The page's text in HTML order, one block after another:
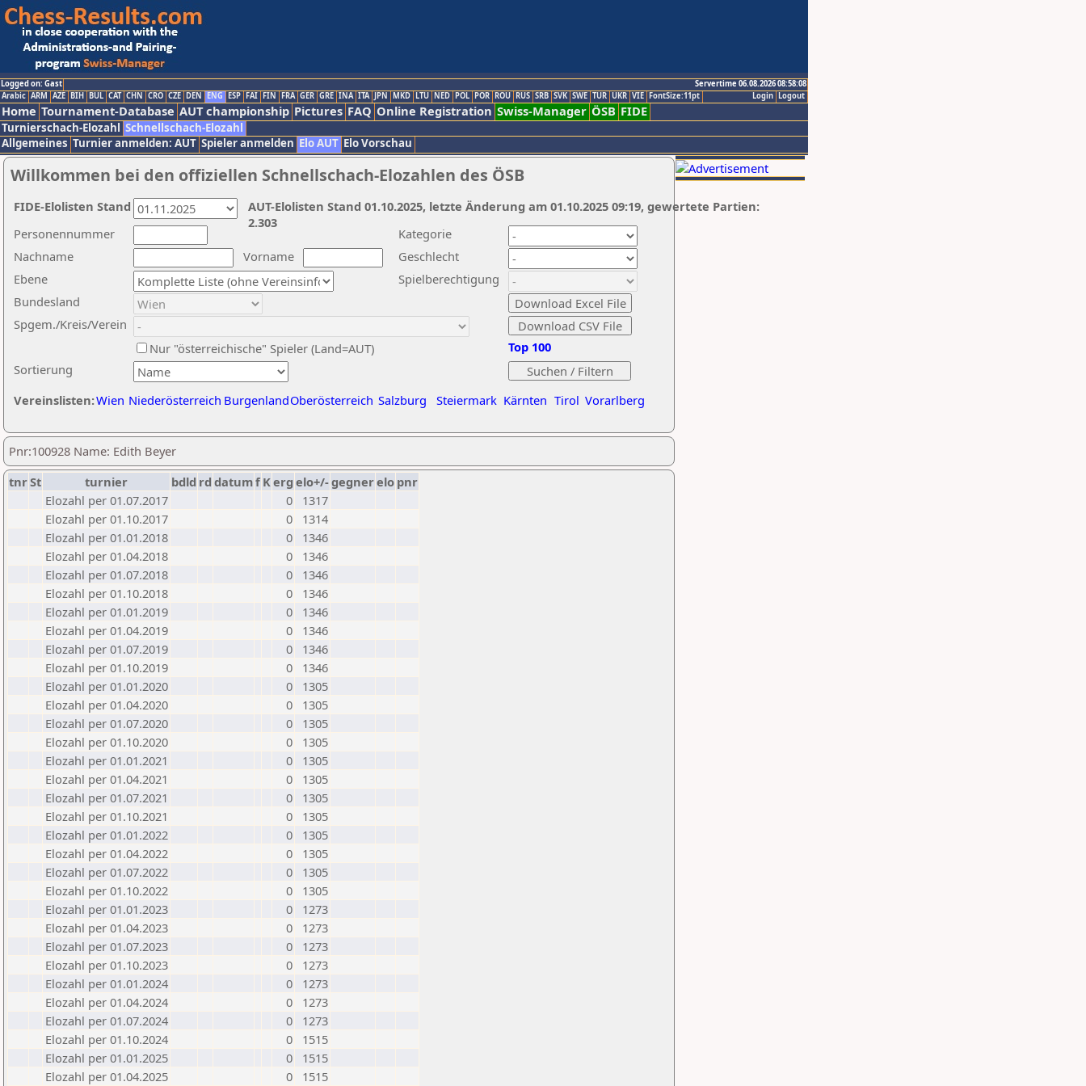
Logged on: Gast
Servertime 06.08.2026 08:58:08
Logout
Login
Arabic ARM AZE BIH BUL CAT CHN CRO CZE DEN ENG ESP FAI FIN FRA GER GRE INA ITA JPN MKD LTU NED POL POR ROU RUS SRB SVK SWE TUR UKR VIE FontSize:11pt
Home Tournament-Database AUT championship Pictures FAQ Online Registration Swiss-Manager ÖSB FIDE
Turnierschach-Elozahl Schnellschach-Elozahl
Allgemeines Turnier anmelden: AUT Spieler anmelden Elo AUT Elo Vorschau
Willkommen bei den offiziellen Schnellschach-Elozahlen des ÖSB
Nachname
Vorname
Ebene
Kategorie
Sortierung
Personennummer
Bundesland
Spgem./Kreis/Verein
Geschlecht
Nur "österreichische" Spieler (Land=AUT)
Spielberechtigung
Vereinslisten:Wien Niederösterreich BurgenlandOberösterreich Salzburg Steiermark Kärnten Tirol Vorarlberg
Top 100
AUT-Elolisten Stand 01.10.2025, letzte Änderung am 01.10.2025 09:19, gewertete Partien:
2.303
FIDE-Elolisten Stand
Pnr:100928 Name: Edith Beyer
tnrSt turnier bdld rd datumf Kerg elo+/-gegnerelo pnr
Elozahl per 01.07.2017
0
1317
Elozahl per 01.10.2017
0
1314
Elozahl per 01.01.2018
0
1346
Elozahl per 01.04.2018
0
1346
Elozahl per 01.07.2018
0
1346
Elozahl per 01.10.2018
0
1346
Elozahl per 01.01.2019
0
1346
Elozahl per 01.04.2019
0
1346
Elozahl per 01.07.2019
0
1346
Elozahl per 01.10.2019
0
1346
Elozahl per 01.01.2020
0
1305
Elozahl per 01.04.2020
0
1305
Elozahl per 01.07.2020
0
1305
Elozahl per 01.10.2020
0
1305
Elozahl per 01.01.2021
0
1305
Elozahl per 01.04.2021
0
1305
Elozahl per 01.07.2021
0
1305
Elozahl per 01.10.2021
0
1305
Elozahl per 01.01.2022
0
1305
Elozahl per 01.04.2022
0
1305
Elozahl per 01.07.2022
0
1305
Elozahl per 01.10.2022
0
1305
Elozahl per 01.01.2023
0
1273
Elozahl per 01.04.2023
0
1273
Elozahl per 01.07.2023
0
1273
Elozahl per 01.10.2023
0
1273
Elozahl per 01.01.2024
0
1273
Elozahl per 01.04.2024
0
1273
Elozahl per 01.07.2024
0
1273
Elozahl per 01.10.2024
0
1515
Elozahl per 01.01.2025
0
1515
Elozahl per 01.04.2025
0 1515